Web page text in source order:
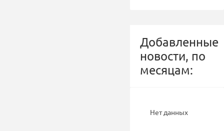
Добавленные
новости, по
месяцам:
Нет данных